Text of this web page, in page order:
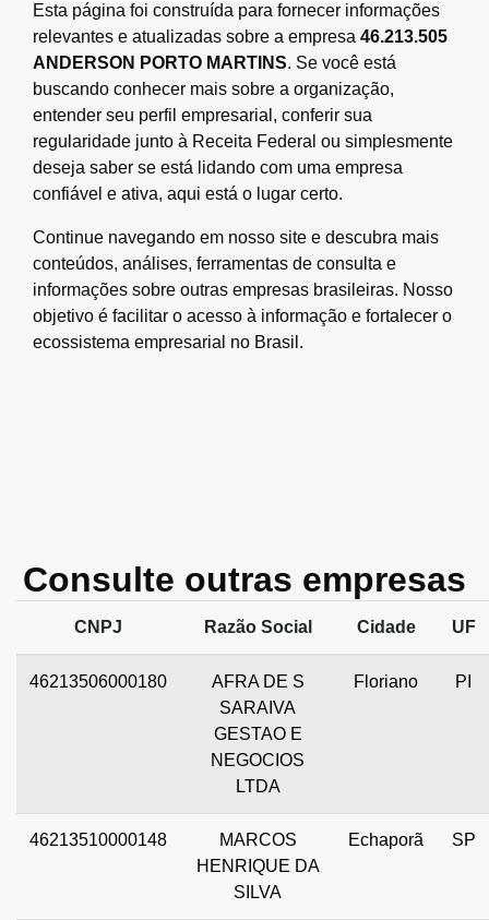
Esta página foi construída para fornecer informações
relevantes e atualizadas sobre a empresa 46.213.505
ANDERSON PORTO MARTINS. Se você está
buscando conhecer mais sobre a organização,
entender seu perfil empresarial, conferir sua
regularidade junto à Receita Federal ou simplesmente
deseja saber se está lidando com uma empresa
confiável e ativa, aqui está o lugar certo.
Continue navegando em nosso site e descubra mais
conteúdos, análises, ferramentas de consulta e
informações sobre outras empresas brasileiras. Nosso
objetivo é facilitar o acesso à informação e fortalecer o
ecossistema empresarial no Brasil.
Consulte outras empresas
CNPJ Razão Social Cidade UF
46213506000180
AFRA DE S
SARAIVA
GESTAO E
NEGOCIOS
LTDA
Floriano PI
46213510000148
MARCOS
HENRIQUE DA
SILVA
Echaporã SP